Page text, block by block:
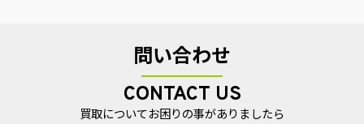
問い合わせ
CONTACT US
買取についてお困りの事がありましたら